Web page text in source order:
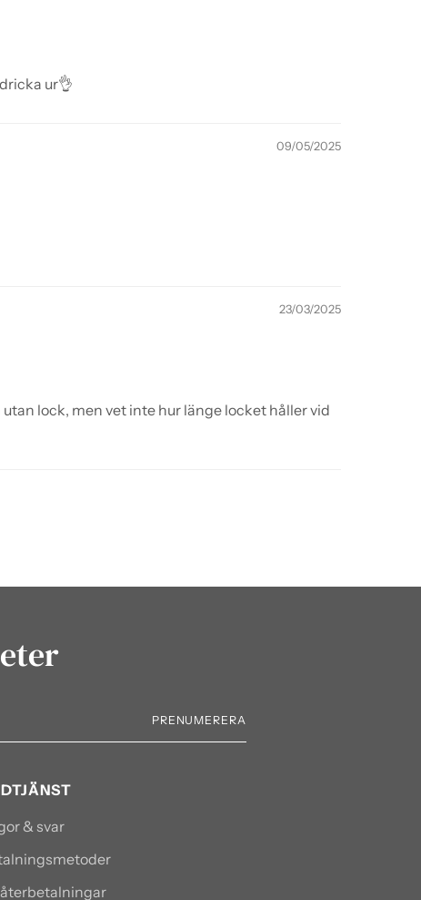
ur👌
09/05/2025
23/03/2025
lock, men vet inte hur länge locket håller vid
PRENUMERERA
& svar